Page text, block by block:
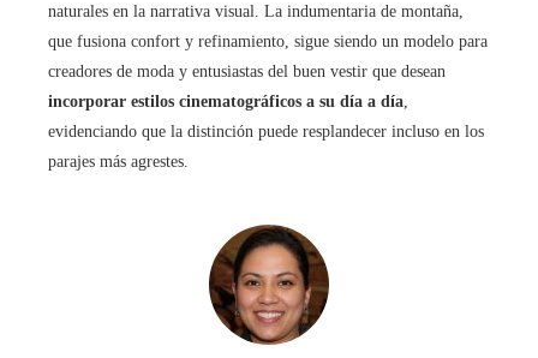
naturales en la narrativa visual. La indumentaria de montaña,
que fusiona confort y refinamiento, sigue siendo un modelo para
creadores de moda y entusiastas del buen vestir que desean
incorporar estilos cinematográficos a su día a día
evidenciando que la distinción puede resplandecer incluso en los
parajes más agrestes.